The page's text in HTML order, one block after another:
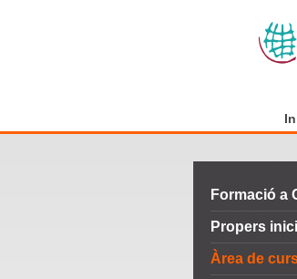
Formació a
Propers
Àrea de